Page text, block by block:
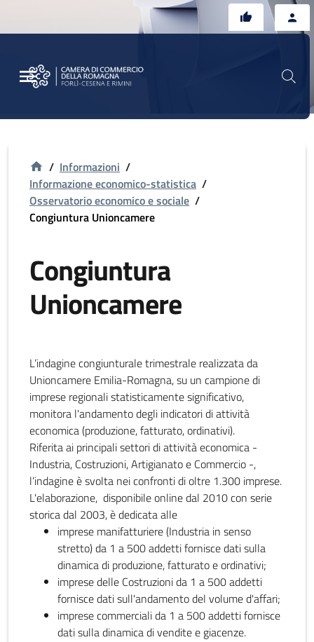
/ Informazioni /
Informazione economico-statistica /
Osservatorio economico e sociale /
Congiuntura Unioncamere
Congiuntura
Unioncamere
L’indagine congiunturale trimestrale realizzata da
Unioncamere Emilia-Romagna, su un campione di
imprese regionali statisticamente significativo,
monitora l'andamento degli indicatori di attività
economica (produzione, fatturato, ordinativi).
Riferita ai principali settori di attività economica -
Industria, Costruzioni, Artigianato e Commercio -,
l’indagine è svolta nei confronti di oltre 1.300 imprese.
L'elaborazione, disponibile online dal 2010 con serie
storica dal 2003, è dedicata alle
imprese manifatturiere (Industria in senso
stretto) da 1 a 500 addetti fornisce dati sulla
dinamica di produzione, fatturato e ordinativi;
imprese delle Costruzioni da 1 a 500 addetti
fornisce dati sull'andamento del volume d'affari;
imprese commerciali da 1 a 500 addetti fornisce
dati sulla dinamica di vendite e giacenze.